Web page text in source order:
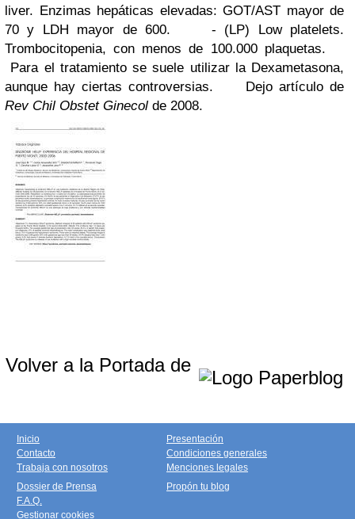
liver. Enzimas hepáticas elevadas: GOT/AST mayor de
70 y LDH mayor de 600. - (LP) Low platelets.
Trombocitopenia, con menos de 100.000 plaquetas.
Para el tratamiento se suele utilizar la Dexametasona,
aunque hay ciertas controversias. Dejo artículo de
Rev Chil Obstet Ginecol de 2008.
Volver a la Portada de
Inicio
Contacto
Trabaja con nosotros
Presentación
Condiciones generales
Menciones legales
Dossier de Prensa
F.A.Q.
Gestionar cookies
Propón tu blog